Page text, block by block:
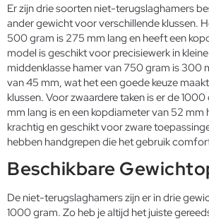
Er zijn drie soorten niet-terugslaghamers
ander gewicht voor verschillende klussen.
500 gram is 275 mm lang en heeft een
model is geschikt voor precisiewerk in
middenklasse hamer van 750 gram is 300
van 45 mm, wat het een goede keuze
klussen. Voor zwaardere taken is er de
mm lang is en een kopdiameter van 52 mm
krachtig en geschikt voor zware
hebben handgrepen die het gebruik
Beschikbare
De niet-terugslaghamers zijn er in drie
1000 gram. Zo heb je altijd het juiste